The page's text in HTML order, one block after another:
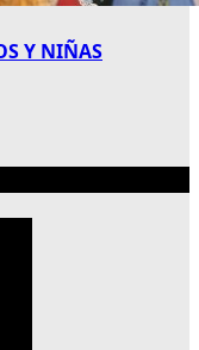
Y NIÑAS